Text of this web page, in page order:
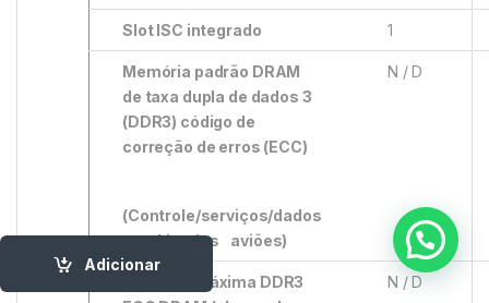
Adicionar
Slot ISC integrado 1
Memória padrão DRAM
de taxa dupla de dados 3
(DDR3) código de
correção de erros (ECC)
(Controle/serviços/dados
combinados
aviões)
N / D
Memória máxima DDR3
N / D